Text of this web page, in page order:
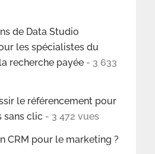
de Data Studio
les spécialistes du
recherche payée - 3 633
le référencement pour
sans clic - 3 472 vues
CRM pour le marketing ?